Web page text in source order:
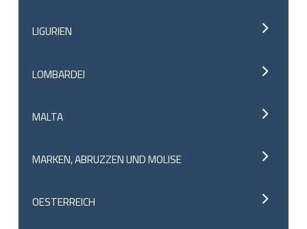
LIGURIEN
LOMBARDEI
MALTA
MARKEN, ABRUZZEN UND MOLISE
OESTERREICH